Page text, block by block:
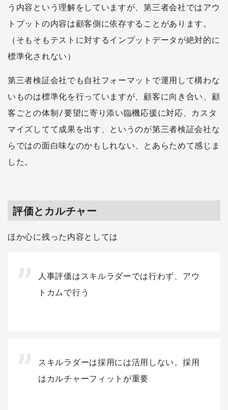
う内容という理解をしていますが、第三者会社ではアウ
トプットの内容は顧客側に依存することがあります。
（そもそもテストに対するインプットデータが絶対的に
標準化されない）
第三者検証会社でも自社フォーマットで運用して構わな
いものは標準化を行っていますが、顧客に向き合い、顧
客ごとの体制/要望に寄り添い臨機応援に対応、カスタ
マイズしてて成果を出す、というのが第三者検証会社な
らではの面白味なのかもしれない、とあらためて感じま
した。
評価とカルチャー
ほか心に残った内容としては
人事評価はスキルラダーでは行わず、アウ
トカムで行う
スキルラダーは採用には活用しない。採用
はカルチャーフィットが重要